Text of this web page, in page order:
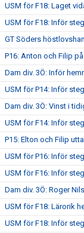
USM för F18: Laget
USM för F18: Inför
GT Söders
P16: Anton och Filip
Dam div. 3Ö: Inför
USM för P14: Inför
Dam div. 3Ö: Vinst i
USM för F14: Inför
P15: Elton och Filip
USM för P16: Inför
USM för F16: Inför
Dam div. 3Ö: Roger
USM för F18: Lärorik
USM för F18: Inför